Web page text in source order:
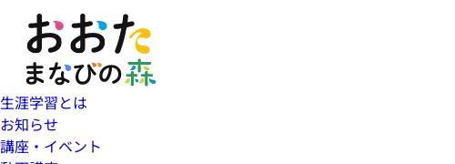
生涯学習とは
お知らせ
講座・イベント